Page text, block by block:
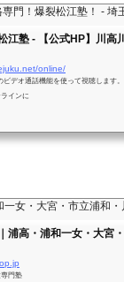
専門！爆裂松江塾！ -
江塾 - 【公式HP】川高
online/
ビデオ通話機能を使って視聴します
インに
一女・大宮・市立浦和
浦高・浦和一女・大宮
門塾